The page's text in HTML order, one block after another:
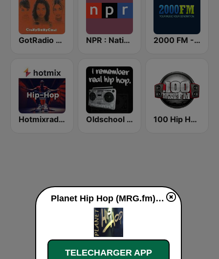
GotRadio - Throwback Jamz NPR : National Public Radio 2000 FM - RNB and Hip Hop
Hotmixradio Hip Hop Oldschool Hiphop 100 Hip Hop and RNB FM
Planet Hip Hop (MRG.fm) en ligne
TELECHARGER APP